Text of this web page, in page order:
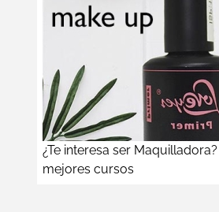
¿Te interesa ser
mejores cursos